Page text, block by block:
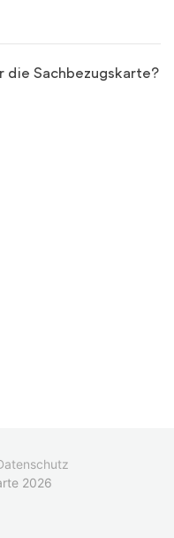
Sachbezugskarte?
2026